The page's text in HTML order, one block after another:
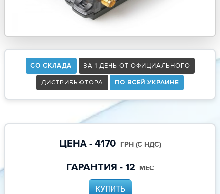
СО СКЛАДА ЗА 1 ДЕНЬ ОТ ОФИЦИАЛЬНОГО
ДИСТРИБЬЮТОРА ПО ВСЕЙ УКРАИНЕ
ЦЕНА - 4170 ГРН (С НДС)
ГАРАНТИЯ - 12 МЕС
КУПИТЬ